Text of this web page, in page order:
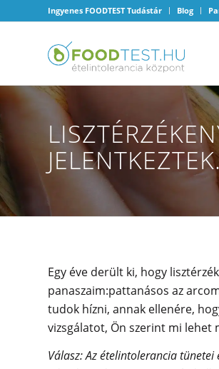
Ingyenes FOODTEST Tudástár Blog
Egy éve derült ki, hogy
panaszaim:pattanásos az
tudok hízni, annak ellenére,
vizsgálatot, Ön szerint mi lehet
Válasz: Az ételintolerancia